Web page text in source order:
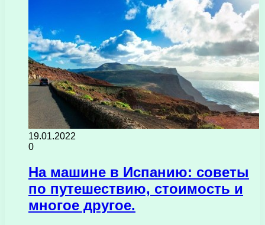
19.01.2022
0
На машине в Испанию: советы
по путешествию, стоимость и
многое другое.